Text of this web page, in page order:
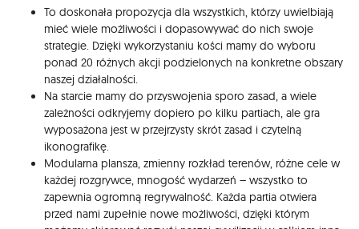
To doskonała propozycja dla wszystkich, którzy uwielbiają
mieć wiele możliwości i dopasowywać do nich swoje
strategie. Dzięki wykorzystaniu kości mamy do wyboru
ponad 20 różnych akcji podzielonych na konkretne obszary
naszej działalności.
Na starcie mamy do przyswojenia sporo zasad, a wiele
zależności odkryjemy dopiero po kilku partiach, ale gra
wyposażona jest w przejrzysty skrót zasad i czytelną
ikonografikę.
Modularna plansza, zmienny rozkład terenów, różne cele w
każdej rozgrywce, mnogość wydarzeń – wszystko to
zapewnia ogromną regrywalność. Każda partia otwiera
przed nami zupełnie nowe możliwości, dzięki którym